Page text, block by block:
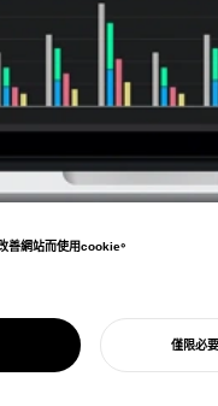
企業CO²測量工具的
同創業。經手諮詢的
善網站而使用cookie。
僅限必